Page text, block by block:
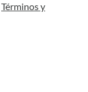
Términos y